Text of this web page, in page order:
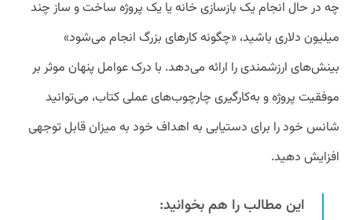
چه در حال انجام یک بازسازی خانه یا یک پروژه ساخت و ساز چند
میلیون دلاری باشید، «چگونه کارهای بزرگ انجام می‌شود»
بینش‌های ارزشمندی را ارائه می‌دهد. با درک عوامل پنهان موثر بر
موفقیت پروژه و به‌کارگیری چارچوب‌های عملی کتاب، می‌توانید
شانس خود را برای دستیابی به اهداف خود به میزان قابل توجهی
افزایش دهید.
این مطالب را هم بخوانید: